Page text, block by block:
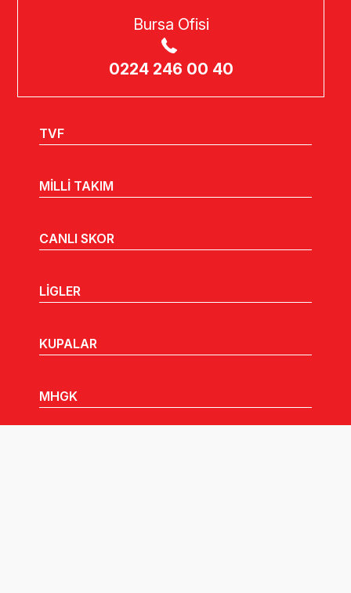
Bursa Ofisi
0224 246 00 40
TVF
MİLLİ TAKIM
CANLI SKOR
LİGLER
KUPALAR
MHGK